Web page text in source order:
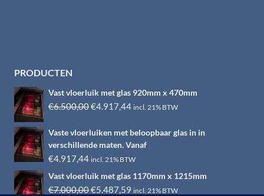
PRODUCTEN
Vast vloerluik met glas 920mm x 470mm
€6.500,00Oorspronkelijke
was:
€6.500,00.
€4.917,44Huidige
is:
€4.917,44.
incl. 21% BTW
Vaste vloerluiken met beloopbaar glas in in
verschillende maten. Vanaf
€4.917,44 incl. 21% BTW
Vast vloerluik met glas 1170mm x 1215mm
€7.000,00Oorspronkelijke
€5.487,59 Huidige
incl. 21% BTW